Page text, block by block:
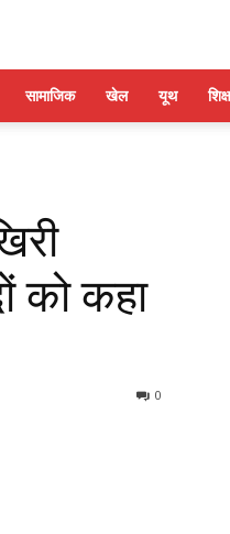
सामाजिक खेल यूथ
को कहा
0